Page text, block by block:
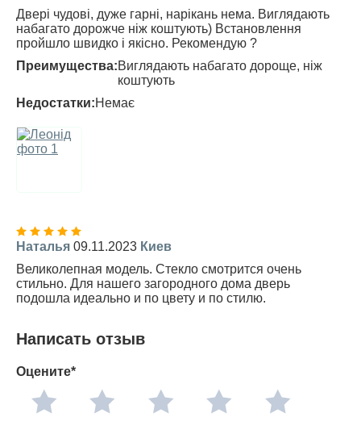
Двері чудові, дуже гарні, нарікань нема. Виглядають
набагато дорожче ніж коштують) Встановлення
пройшло швидко і якісно. Рекомендую ?
Преимущества:Виглядають набагато дороще, ніж
коштують
Недостатки:Немає
Наталья 09.11.2023 Киев
Великолепная модель. Стекло смотрится очень
стильно. Для нашего загородного дома дверь
подошла идеально и по цвету и по стилю.
Написать отзыв
Оцените*